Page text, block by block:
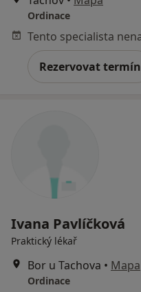
Ordinace
Rezervovat termín
Ivana Pavlíčková
Praktický lékař
Bor u Tachova • Mapa
Ordinace